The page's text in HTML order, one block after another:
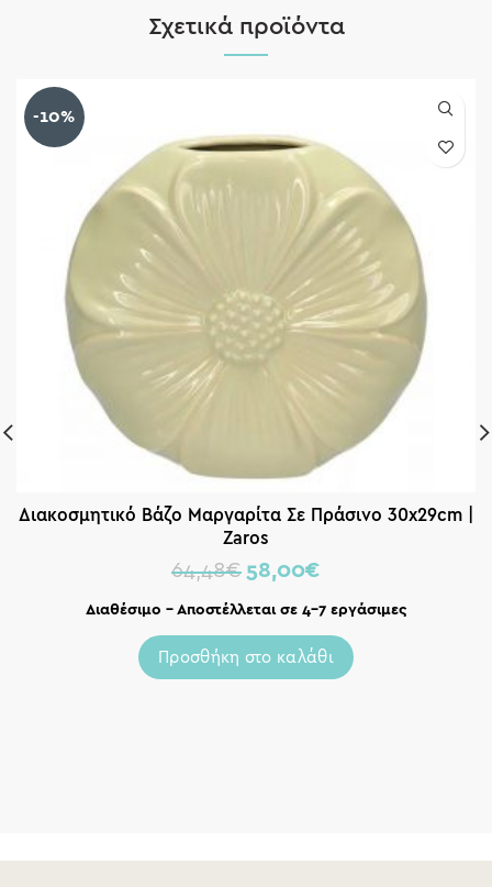
Σχετικά προϊόντα
-10%
Διακοσμητικό Βάζο Μαργαρίτα Σε Πράσινο 30x29cm |
Zaros
64,48€ 58,00€
Διαθέσιμο – Αποστέλλεται σε 4-7 εργάσιμες
Προσθήκη στο καλάθι